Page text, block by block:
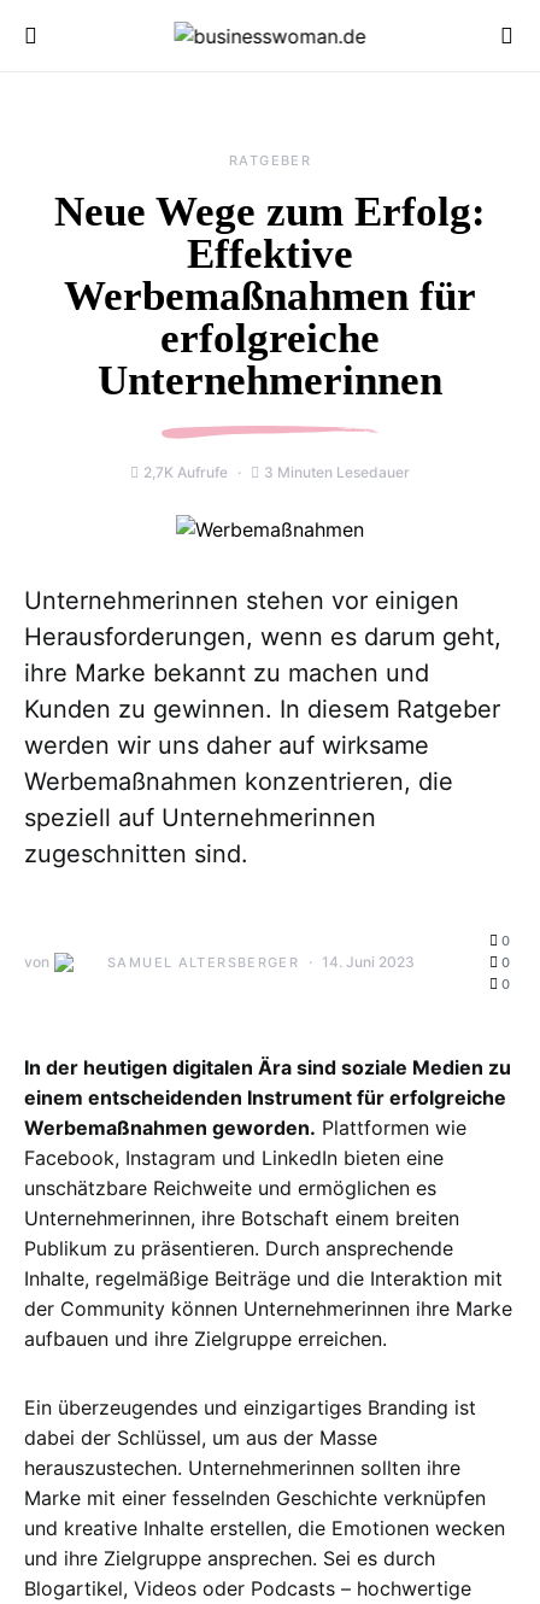
RATGEBER
Neue Wege zum Erfolg:
Effektive
Werbemaßnahmen für
erfolgreiche
Unternehmerinnen
2,7K Aufrufe 3 Minuten Lesedauer
Unternehmerinnen stehen vor einigen
Herausforderungen, wenn es darum geht,
ihre Marke bekannt zu machen und
Kunden zu gewinnen. In diesem Ratgeber
werden wir uns daher auf wirksame
Werbemaßnahmen konzentrieren, die
speziell auf Unternehmerinnen
zugeschnitten sind.
von SAMUEL ALTERSBERGER 14. Juni 2023
0
0
0
In der heutigen digitalen Ära sind soziale Medien zu
einem entscheidenden Instrument für erfolgreiche
Werbemaßnahmen geworden. Plattformen wie
Facebook, Instagram und LinkedIn bieten eine
unschätzbare Reichweite und ermöglichen es
Unternehmerinnen, ihre Botschaft einem breiten
Publikum zu präsentieren. Durch ansprechende
Inhalte, regelmäßige Beiträge und die Interaktion mit
der Community können Unternehmerinnen ihre Marke
aufbauen und ihre Zielgruppe erreichen.
Ein überzeugendes und einzigartiges Branding ist
dabei der Schlüssel, um aus der Masse
herauszustechen. Unternehmerinnen sollten ihre
Marke mit einer fesselnden Geschichte verknüpfen
und kreative Inhalte erstellen, die Emotionen wecken
und ihre Zielgruppe ansprechen. Sei es durch
Blogartikel, Videos oder Podcasts – hochwertige